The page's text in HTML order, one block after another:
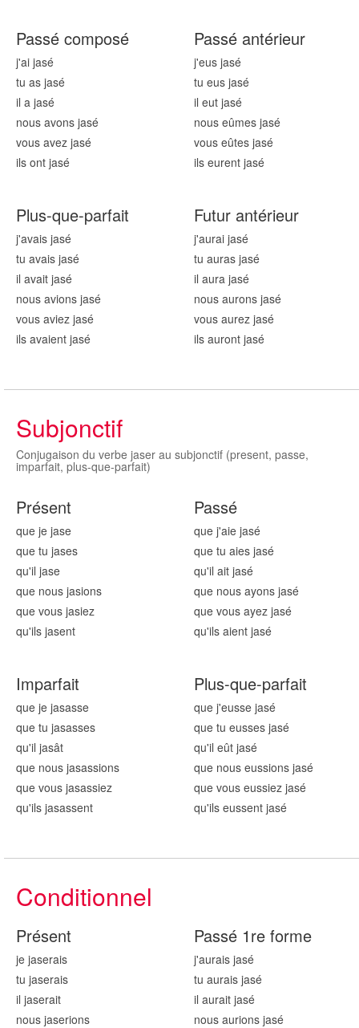
Passé composé
j'ai jasé
tu as jasé
il a jasé
nous avons jasé
vous avez jasé
ils ont jasé
Passé antérieur
j'eus jasé
tu eus jasé
il eut jasé
nous eûmes jasé
vous eûtes jasé
ils eurent jasé
Plus-que-parfait
j'avais jasé
tu avais jasé
il avait jasé
nous avions jasé
vous aviez jasé
ils avaient jasé
Futur antérieur
j'aurai jasé
tu auras jasé
il aura jasé
nous aurons jasé
vous aurez jasé
ils auront jasé
Subjonctif
Conjugaison du verbe jaser au subjonctif (present, passe,
imparfait, plus-que-parfait)
Présent
que je jase
que tu jases
qu'il jase
que nous jasions
que vous jasiez
qu'ils jasent
Passé
que j'aie jasé
que tu aies jasé
qu'il ait jasé
que nous ayons jasé
que vous ayez jasé
qu'ils aient jasé
Imparfait
que je jasasse
que tu jasasses
qu'il jasât
que nous jasassions
que vous jasassiez
qu'ils jasassent
Plus-que-parfait
que j'eusse jasé
que tu eusses jasé
qu'il eût jasé
que nous eussions jasé
que vous eussiez jasé
qu'ils eussent jasé
Conditionnel
Présent
je jaserais
tu jaserais
il jaserait
nous jaserions
Passé 1re forme
j'aurais jasé
tu aurais jasé
il aurait jasé
nous aurions jasé